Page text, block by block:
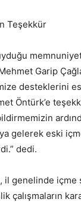
Teşekkür
Garip
desteklerini
Öntürk’e
gelerek eski
dedi.
genelinde içme
çalışmaların